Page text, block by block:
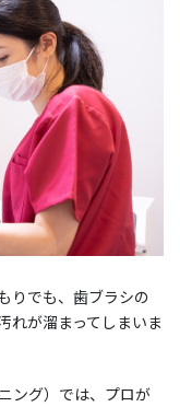
りでも、歯ブラシの
れが溜まってしまいま
ング）では、プロが